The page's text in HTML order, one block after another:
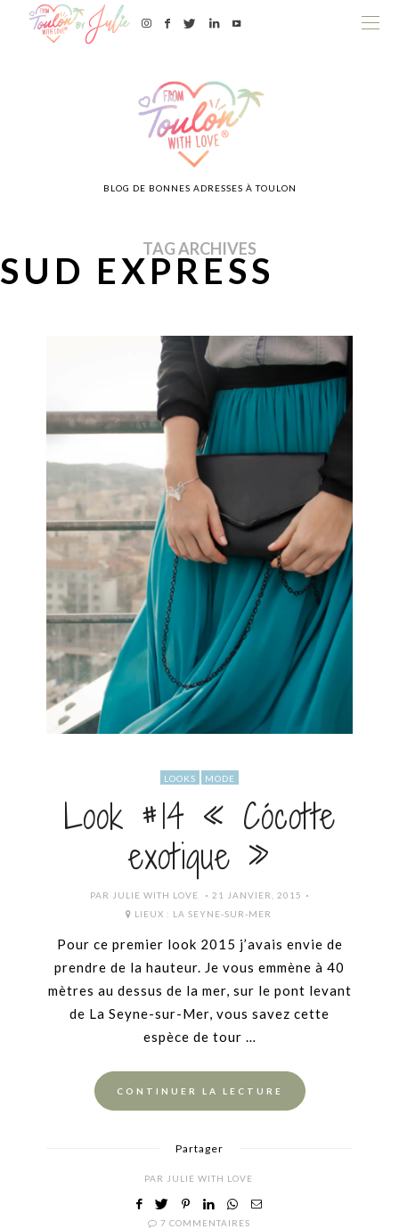
BLOG DE BONNES ADRESSES À TOULON
TAG ARCHIVES
SUD EXPRESS
LOOKS MODE
Look #14 « Cócotte
exotique »
PAR JULIE WITH LOVE
POSTED
ON
21 JANVIER, 2015
LIEUX : LA SEYNE-SUR-MER
Pour ce premier look 2015 j’avais envie de
prendre de la hauteur. Je vous emmène à 40
mètres au dessus de la mer, sur le pont levant
de La Seyne-sur-Mer, vous savez cette
espèce de tour …
CONTINUER LA LECTURE
Partager
PAR JULIE WITH LOVE
7 COMMENTAIRES